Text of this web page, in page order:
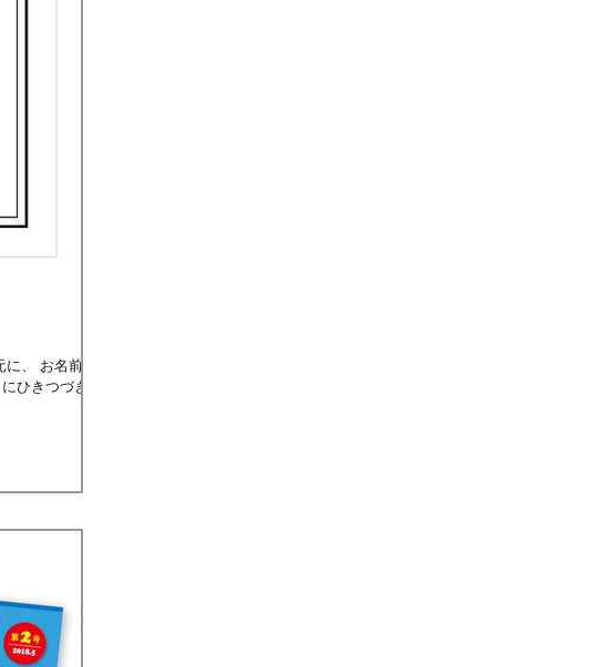
、 お名前と
ひきつづき こ